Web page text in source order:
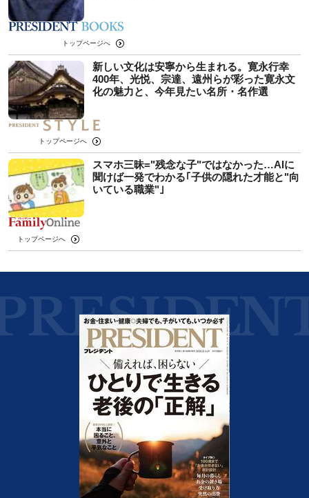
トップページへ
新しい文化は安寧から生まれる。寛永行幸
400年、光悦、宗達、遠州らが彩った寛永文
化の魅力と、今年見たい名所・名作選
トップページへ
スマホ三昧="残念な子"ではなかった…AIに
聞けば一発でわかる｢子供の隠れた才能と"向
いている職業"｣
トップページへ